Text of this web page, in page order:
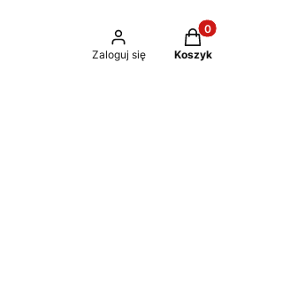
Zaloguj się
Produkty w
Koszyk